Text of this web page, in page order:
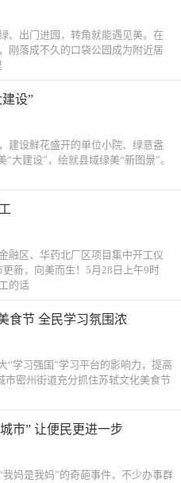
、出门进园，转角就能遇见美。在
刚落成不久的口袋公园成为附近居
设”
建设鲜花盛开的单位小院、绿意盎
大建设”，绘就县域绿美“新图景”。
融区、华药北厂区项目集中开工仪
，向美而生！5月28日上午9时
的话
食节 全民学习氛围浓
“学习强国”学习平台的影响力，提高
市密州街道充分抓住苏轼文化美食节
市” 让便民更进一步
妈是我妈”的奇葩事件，不少办事群